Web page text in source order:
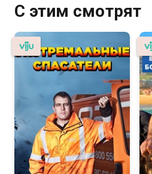
С этим смотрят